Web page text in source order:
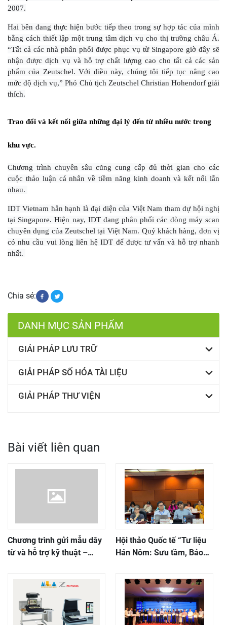
2007.
Hai bên đang thực hiện bước tiếp theo trong sự hợp tác của mình
bằng cách thiết lập một trung tâm dịch vụ cho thị trường châu Á.
“Tất cả các nhà phân phối được phục vụ từ Singapore giờ đây sẽ
nhận được dịch vụ và hỗ trợ chất lượng cao cho tất cả các sản
phẩm của Zeutschel. Với điều này, chúng tôi tiếp tục nâng cao
mức độ dịch vụ,” Phó Chủ tịch Zeutschel Christian Hohendorf giải
thích.
Trao đổi và kết nối giữa những đại lý đến từ nhiều nước trong
khu vực.
Chương trình chuyên sâu cũng cung cấp đủ thời gian cho các
cuộc thảo luận cá nhân về tiềm năng kinh doanh và kết nối lẫn
nhau.
IDT Vietnam hân hạnh là đại diện của Việt Nam tham dự hội nghị
tại Singapore. Hiện nay, IDT đang phân phối các dòng máy scan
chuyên dụng của Zeutschel tại Việt Nam. Quý khách hàng, đơn vị
có nhu cầu vui lòng liên hệ IDT để được tư vấn và hỗ trợ nhanh
nhất.
Chia sẻ:
DANH MỤC SẢN PHẨM
GIẢI PHÁP LƯU TRỮ
GIẢI PHÁP SỐ HÓA TÀI LIỆU
GIẢI PHÁP THƯ VIỆN
Bài viết liên quan
Chương trình gửi mẫu dây
từ và hỗ trợ kỹ thuật –
Hội thảo Quốc tế “Tư liệu
Hán Nôm: Sưu tầm, Bảo
thác”